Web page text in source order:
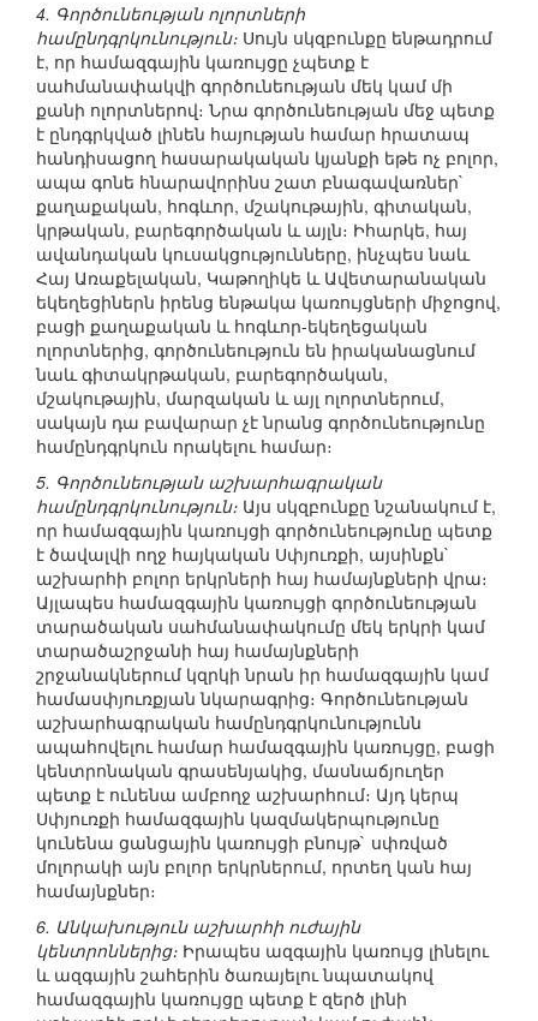
4. Գործունեության ոլորտների
համընդգրկունություն։ Սույն սկզբունքը ենթադրում
է, որ համազգային կառույցը չպետք է
սահմանափակվի գործունեության մեկ կամ մի
քանի ոլորտներով։ Նրա գործունեության մեջ պետք
է ընդգրկված լինեն հայության համար հրատապ
հանդիսացող հասարակական կյանքի եթե ոչ բոլոր,
ապա գոնե հնարավորինս շատ բնագավառներ`
քաղաքական, հոգևոր, մշակութային, գիտական,
կրթական, բարեգործական և այլն։ Իհարկե, հայ
ավանդական կուսակցությունները, ինչպես նաև
Հայ Առաքելական, Կաթողիկե և Ավետարանական
եկեղեցիներն իրենց ենթակա կառույցների միջոցով,
բացի քաղաքական և հոգևոր-եկեղեցական
ոլորտներից, գործունեություն են իրականացնում
նաև գիտակրթական, բարեգործական,
մշակութային, մարզական և այլ ոլորտներում,
սակայն դա բավարար չէ նրանց գործունեությունը
համընդգրկուն որակելու համար։
5. Գործունեության աշխարհագրական
համընդգրկունություն։ Այս սկզբունքը նշանակում է,
որ համազգային կառույցի գործունեությունը պետք
է ծավալվի ողջ հայկական Սփյուռքի, այսինքն`
աշխարհի բոլոր երկրների հայ համայնքների վրա։
Այլապես համազգային կառույցի գործունեության
տարածական սահմանափակումը մեկ երկրի կամ
տարածաշրջանի հայ համայնքների
շրջանակներում կզրկի նրան իր համազգային կամ
համասփյուռքյան նկարագրից։ Գործունեության
աշխարհագրական համընդգրկունությունն
ապահովելու համար համազգային կառույցը, բացի
կենտրոնական գրասենյակից, մասնաճյուղեր
պետք է ունենա ամբողջ աշխարհում։ Այդ կերպ
Սփյուռքի համազգային կազմակերպությունը
կունենա ցանցային կառույցի բնույթ` սփռված
մոլորակի այն բոլոր երկրներում, որտեղ կան հայ
համայնքներ։
6. Անկախություն աշխարհի ուժային
կենտրոններից։ Իրապես ազգային կառույց լինելու
և ազգային շահերին ծառայելու նպատակով
համազգային կառույցը պետք է զերծ լինի